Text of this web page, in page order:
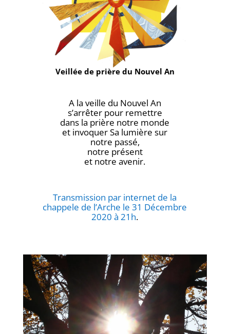
Veillée de prière du Nouvel An
A la veille du Nouvel An
s’arrêter pour remettre
dans la prière notre monde
et invoquer Sa lumière sur
notre passé,
notre présent
et notre avenir.
Transmission par internet de la
chappele de l’Arche le 31 Décembre
2020 à 21h.